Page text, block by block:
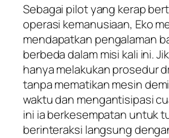
Sebagai pilot yang kerap
operasi kemanusiaan, Eko
mendapatkan pengalaman
berbeda dalam misi kali ini.
hanya melakukan prosedur
tanpa mematikan mesin
waktu dan mengantisipasi
ini ia berkesempatan untuk
berinteraksi langsung